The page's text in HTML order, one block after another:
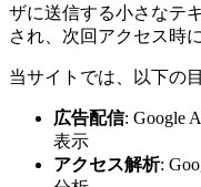
ザに送信する小さなテ
され、次回アクセス時
当サイトでは、以下の
広告配信: Google
表示
アクセス解析: